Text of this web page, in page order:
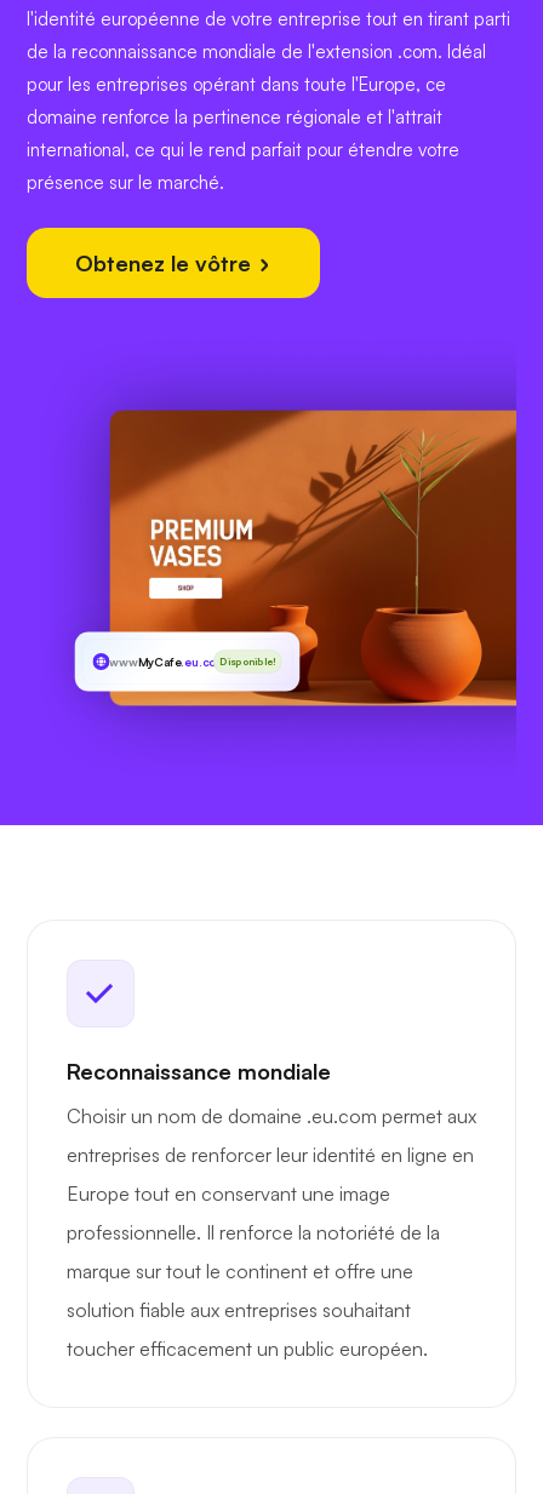
l'identité européenne de votre entreprise tout en tirant parti
de la reconnaissance mondiale de l'extension .com. Idéal
pour les entreprises opérant dans toute l'Europe, ce
domaine renforce la pertinence régionale et l'attrait
international, ce qui le rend parfait pour étendre votre
présence sur le marché.
Obtenez le vôtre
wwwMyCafe.eu.comDisponible!
Reconnaissance mondiale
Choisir un nom de domaine .eu.com permet aux
entreprises de renforcer leur identité en ligne en
Europe tout en conservant une image
professionnelle. Il renforce la notoriété de la
marque sur tout le continent et offre une
solution fiable aux entreprises souhaitant
toucher efficacement un public européen.